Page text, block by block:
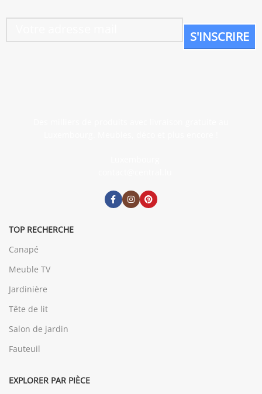
TOP RECHERCHE
Canapé
Meuble TV
Jardinière
Tête de lit
Salon de jardin
Fauteuil
EXPLORER PAR PIÈCE